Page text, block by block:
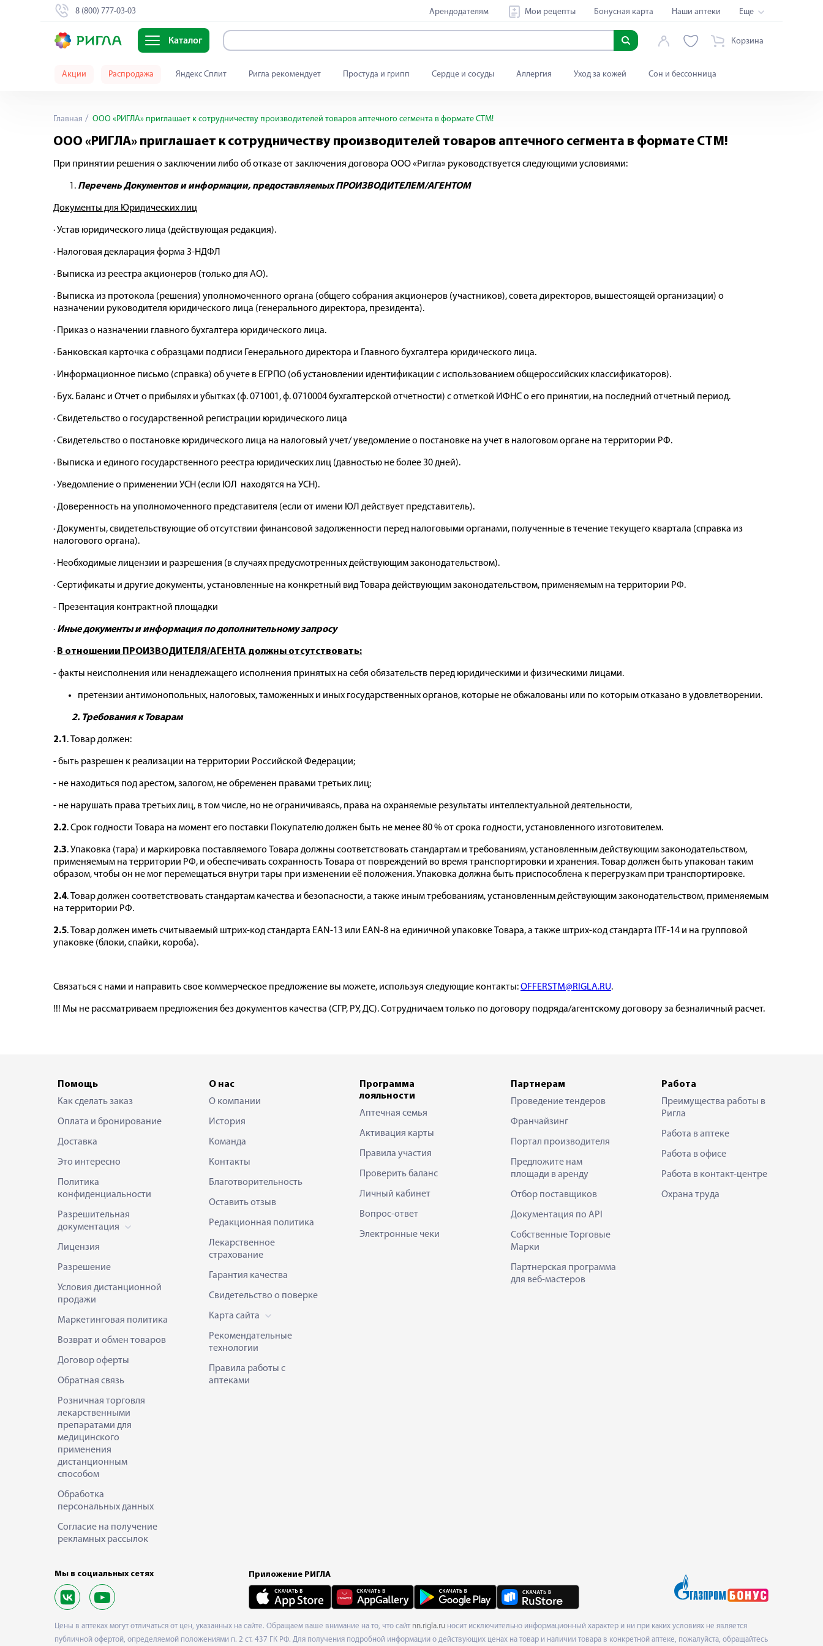
8 (800) 777-03-03 Арендодателям Мои рецепты Бонусная карта Наши аптеки Еще
Каталог Корзина
Акции Распродажа Яндекс Сплит Ригла рекомендует Простуда и грипп Сердце и сосуды Аллергия Уход за кожей Сон и бессонница
Главная ООО «РИГЛА» приглашает к сотрудничеству производителей товаров аптечного сегмента в формате СТМ!
ООО «РИГЛА» приглашает к сотрудничеству производителей товаров аптечного сегмента в формате СТМ!
При принятии решения о заключении либо об отказе от заключения договора ООО «Ригла» руководствуется следующими условиями:
Перечень Документов и информации, предоставляемых ПРОИЗВОДИТЕЛЕМ/АГЕНТОМ
Документы для Юридических лиц
· Устав юридического лица (действующая редакция).
· Налоговая декларация форма 3-НДФЛ
· Выписка из реестра акционеров (только для АО).
· Выписка из протокола (решения) уполномоченного органа (общего собрания акционеров (участников), совета директоров, вышестоящей организации) о
назначении руководителя юридического лица (генерального директора, президента).
· Приказ о назначении главного бухгалтера юридического лица.
· Банковская карточка с образцами подписи Генерального директора и Главного бухгалтера юридического лица.
· Информационное письмо (справка) об учете в ЕГРПО (об установлении идентификации с использованием общероссийских классификаторов).
· Бух. Баланс и Отчет о прибылях и убытках (ф. 071001, ф. 0710004 бухгалтерской отчетности) с отметкой ИФНС о его принятии, на последний отчетный период.
· Свидетельство о государственной регистрации юридического лица
· Свидетельство о постановке юридического лица на налоговый учет/ уведомление о постановке на учет в налоговом органе на территории РФ.
· Выписка и единого государственного реестра юридических лиц (давностью не более 30 дней).
· Уведомление о применении УСН (если ЮЛ находятся на УСН).
· Доверенность на уполномоченного представителя (если от имени ЮЛ действует представитель).
· Документы, свидетельствующие об отсутствии финансовой задолженности перед налоговыми органами, полученные в течение текущего квартала (справка из
налогового органа).
· Необходимые лицензии и разрешения (в случаях предусмотренных действующим законодательством).
· Сертификаты и другие документы, установленные на конкретный вид Товара действующим законодательством, применяемым на территории РФ.
- Презентация контрактной площадки
· Иные документы и информация по дополнительному запросу
· В отношении ПРОИЗВОДИТЕЛЯ/АГЕНТА должны отсутствовать:
- факты неисполнения или ненадлежащего исполнения принятых на себя обязательств перед юридическими и физическими лицами.
претензии антимонопольных, налоговых, таможенных и иных государственных органов, которые не обжалованы или по которым отказано в удовлетворении.
2. Требования к Товарам
2.1 . Товар должен:
- быть разрешен к реализации на территории Российской Федерации;
- не находиться под арестом, залогом, не обременен правами третьих лиц;
- не нарушать права третьих лиц, в том числе, но не ограничиваясь, права на охраняемые результаты интеллектуальной деятельности,
2.2. Срок годности Товара на момент его поставки Покупателю должен быть не менее 80 % от срока годности, установленного изготовителем.
2.3. Упаковка (тара) и маркировка поставляемого Товара должны соответствовать стандартам и требованиям, установленным действующим законодательством,
применяемым на территории РФ, и обеспечивать сохранность Товара от повреждений во время транспортировки и хранения. Товар должен быть упакован таким
образом, чтобы он не мог перемещаться внутри тары при изменении её положения. Упаковка должна быть приспособлена к перегрузкам при транспортировке.
2.4. Товар должен соответствовать стандартам качества и безопасности, а также иным требованиям, установленным действующим законодательством, применяемым
на территории РФ.
2.5. Товар должен иметь считываемый штрих-код стандарта EAN-13 или EAN-8 на единичной упаковке Товара, а также штрих-код стандарта ITF-14 и на групповой
упаковке (блоки, спайки, короба).
Связаться с нами и направить свое коммерческое предложение вы можете, используя следующие контакты:OFFERSTM@RIGLA.RU.
!!! Мы не рассматриваем предложения без документов качества (СГР, РУ, ДС). Сотрудничаем только по договору подряда/агентскому договору за безналичный расчет.
Помощь
Как сделать заказ
Оплата и бронирование
Доставка
Это интересно
Политика
конфиденциальности
Разрешительная
документация
Лицензия
Разрешение
Условия дистанционной
продажи
Маркетинговая политика
Возврат и обмен товаров
Договор оферты
Обратная связь
Розничная торговля
лекарственными
препаратами для
медицинского
применения
дистанционным
способом
Обработка
персональных данных
Согласие на получение
рекламных рассылок
О нас
О компании
История
Команда
Контакты
Благотворительность
Оставить отзыв
Редакционная политика
Лекарственное
страхование
Гарантия качества
Свидетельство о поверке
Карта сайта
Рекомендательные
технологии
Правила работы с
аптеками
Программа
лояльности
Аптечная семья
Активация карты
Правила участия
Проверить баланс
Личный кабинет
Вопрос-ответ
Электронные чеки
Партнерам
Проведение тендеров
Франчайзинг
Портал производителя
Предложите нам
площади в аренду
Отбор поставщиков
Документация по API
Собственные Торговые
Марки
Партнерская программа
для веб-мастеров
Работа
Преимущества работы в
Ригла
Работа в аптеке
Работа в офисе
Работа в контакт-центре
Охрана труда
Мы в социальных сетях Приложение РИГЛА
Цены в аптеках могут отличаться от цен, указанных на сайте. Обращаем ваше внимание на то, что сайт nn.rigla.ru носит исключительно информационный характер и ни при каких условиях не является
публичной офертой, определяемой положениями п. 2 ст. 437 ГК РФ. Для получения подробной информации о действующих ценах на товар и наличии товара в конкретной аптеке, пожалуйста, обращайтесь